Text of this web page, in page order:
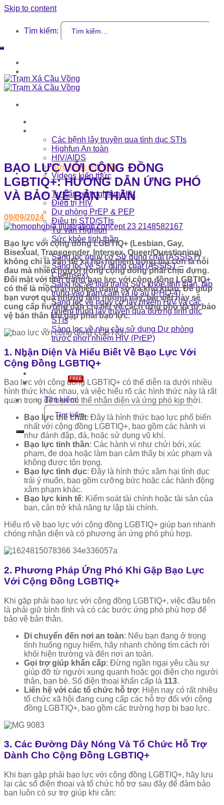
Skip to content
Tìm kiếm:
Các bệnh lây truyền qua tình dục STIs
Highfun An toàn
HIV/AIDS
Sức khoẻ tinh thần
Videos kiến thức
Dịch vụ
Tư vấn, xét nghiệm HIV
Điều trị HIV
Dự phòng PrEP & PEP
Điều trị STD/STIs
Tư vấn Highfun
Sức khỏe tinh thần
Tự đánh giá
Sàng lọc nguy cơ Sử dụng chất (ASSIST)
Sàng lọc về Sử dụng chất (ASSIST –
Chemsex)
Sàng lọc về tình trạng Sức khỏe tinh thần, tập
trung vào trầm cảm và lo âu (PHQ-4)
Sàng lọc về nguy cơ lây nhiễm HIV và các
nhiễm trùng lây truyền qua đường tình dục
STIs
Sàng lọc về nhu cầu sử dụng Dự phòng
trước phơi nhiễm HIV (PrEP)
Confession
Tin tức
Đặt hàng
Tìm kiếm:
BẠO LỰC VỚI CỘNG ĐỒNG
LGBTIQ+: HƯỚNG DẪN ỨNG PHÓ
VÀ BẢO VỆ BẢN THÂN
09/09/2024
Bạo lực với cộng đồng LGBTIQ+ (Lesbian, Gay,
Bisexual, Transgender, Intersex, Queer/Questioning)
không chỉ là vấn đề xã hội nghiêm trọng mà còn là nỗi
đau mà nhiều người trong cộng đồng phải chịu đựng.
Đối mặt với tình trạng bạo lực với cộng đồng LGBTIQ+
có thể là một trải nghiệm đáng sợ và khó khăn. Để giúp
bạn vượt qua những tình huống này, bài viết này sẽ
cung cấp hướng dẫn chi tiết về cách ứng phó và tự bảo
vệ bản thân khi gặp phải bạo lực.
1. Nhận Diện Và Hiểu Biết Về Bạo Lực Với
Cộng Đồng LGBTIQ+
Bạo lực với cộng đồng LGBTIQ+ có thể diễn ra dưới nhiều
hình thức khác nhau, và việc hiểu rõ các hình thức này là rất
quan trọng để bạn có thể nhận diện và ứng phó kịp thời.
Bạo lực thể chất: Đây là hình thức bạo lực phổ biến
nhất với cộng đồng LGBTIQ+, bao gồm các hành vi
như đánh đập, đá, hoặc sử dụng vũ khí.
Bạo lực tinh thần: Các hành vi như chửi bới, xúc
phạm, đe dọa hoặc làm bạn cảm thấy bị xúc phạm và
không được tôn trọng.
Bạo lực tình dục: Đây là hình thức xâm hại tình dục
trái ý muốn, bao gồm cưỡng bức hoặc các hành động
xâm phạm khác.
Bạo lực kinh tế: Kiểm soát tài chính hoặc tài sản của
bạn, cản trở khả năng tự lập tài chính.
Hiểu rõ về bạo lực với cộng đồng LGBTIQ+ giúp bạn nhanh
chóng nhận diện và có phương án ứng phó phù hợp.
2. Phương Pháp Ứng Phó Khi Gặp Bạo Lực
Với Cộng Đồng LGBTIQ+
Khi gặp phải bạo lực với cộng đồng LGBTIQ+, việc đầu tiên
là phải giữ bình tĩnh và có các bước ứng phó phù hợp để
bảo vệ bản thân.
Di chuyển đến nơi an toàn: Nếu bạn đang ở trong
tình huống nguy hiểm, hãy nhanh chóng tìm cách rời
khỏi hiện trường và đến nơi an toàn.
Gọi trợ giúp khẩn cấp: Đừng ngần ngại yêu cầu sự
giúp đỡ từ người xung quanh hoặc gọi điện cho người
thân, bạn bè. Số điện thoại khẩn cấp là 113.
Liên hệ với các tổ chức hỗ trợ: Hiện nay có rất nhiều
tổ chức xã hội đang cung cấp các hỗ trợ đối với cộng
đồng LGBTIQ+, bao gồm các trường hợp bị bạo lực.
3. Các Đường Dây Nóng Và Tổ Chức Hỗ Trợ
Dành Cho Cộng Đồng LGBTIQ+
Khi bạn gặp phải bạo lực với cộng đồng LGBTIQ+, hãy lưu
lại các số điện thoại và tổ chức hỗ trợ sau đây để đảm bảo
bạn luôn có sự trợ giúp khi cần: